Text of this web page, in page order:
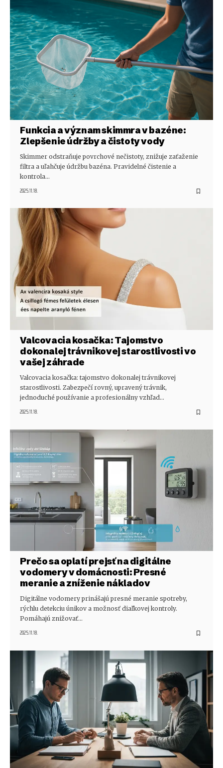
Funkcia a význam skimmra v bazéne:
Zlepšenie údržby a čistoty vody
Skimmer odstraňuje povrchové nečistoty, znižuje zaťaženie
filtra a uľahčuje údržbu bazéna. Pravidelné čistenie a
kontrola…
2025.11.18.
Valcovacia kosačka: Tajomstvo
dokonalej trávnikovej starostlivosti vo
vašej záhrade
Valcovacia kosačka: tajomstvo dokonalej trávnikovej
starostlivosti. Zabezpečí rovný, upravený trávnik,
jednoduché používanie a profesionálny vzhľad…
2025.11.18.
Prečo sa oplatí prejsť na digitálne
vodomery v domácnosti: Presné
meranie a zníženie nákladov
Digitálne vodomery prinášajú presné meranie spotreby,
rýchlu detekciu únikov a možnosť diaľkovej kontroly.
Pomáhajú znižovať…
2025.11.18.